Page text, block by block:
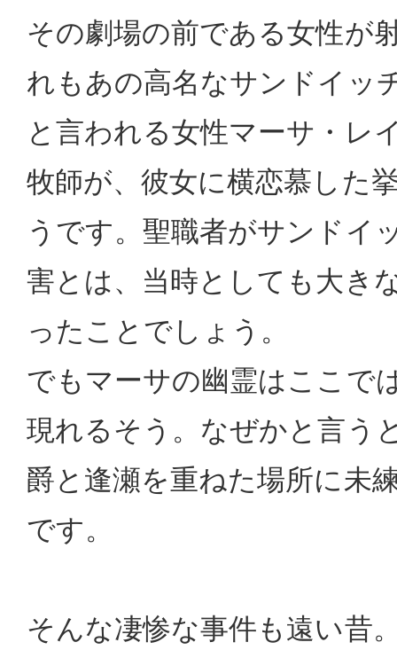
その劇場の前である女性が
れもあの高名なサンドイッ
と言われる女性マーサ・レ
牧師が、彼女に横恋慕した
うです。聖職者がサンドイ
害とは、当時としても大き
ったことでしょう。
でもマーサの幽霊はここで
現れるそう。なぜかと言う
爵と逢瀬を重ねた場所に未
です。
そんな凄惨な事件も遠い昔